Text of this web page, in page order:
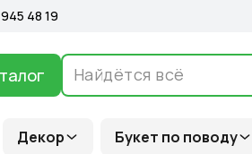
Декор Букет по поводу
945 48 19